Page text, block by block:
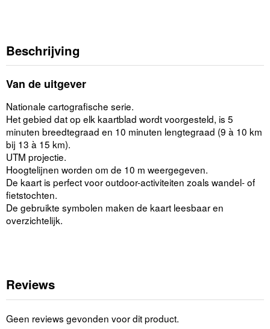
Beschrijving
Van de uitgever
Nationale cartografische serie.
Het gebied dat op elk kaartblad wordt voorgesteld, is 5
minuten breedtegraad en 10 minuten lengtegraad (9 à 10 km
bij 13 à 15 km).
UTM projectie.
Hoogtelijnen worden om de 10 m weergegeven.
De kaart is perfect voor outdoor-activiteiten zoals wandel- of
fietstochten.
De gebruikte symbolen maken de kaart leesbaar en
overzichtelijk.
Reviews
Geen reviews gevonden voor dit product.